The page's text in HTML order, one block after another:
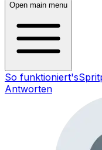
Open main menu
So funktioniert's
Antworten